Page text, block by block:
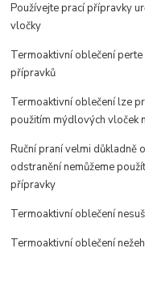
Používejte prací přípravky
vločky
Termoaktivní oblečení perte
přípravků
Termoaktivní oblečení lze
použitím mýdlových vloček
Ruční praní velmi důkladně
odstranění nemůžeme
přípravky
Termoaktivní oblečení
Termoaktivní oblečení